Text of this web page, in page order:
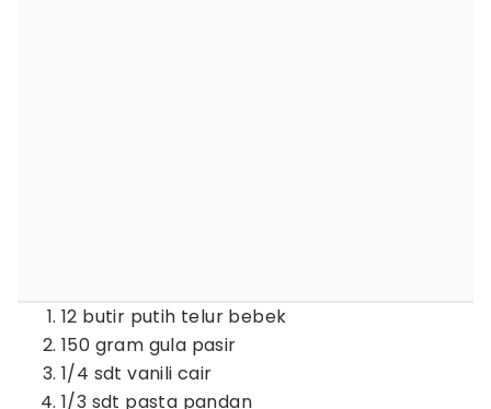
12 butir putih telur bebek
150 gram gula pasir
1/4 sdt vanili cair
1/3 sdt pasta pandan